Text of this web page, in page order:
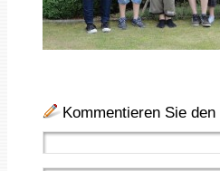
Kommentieren Sie